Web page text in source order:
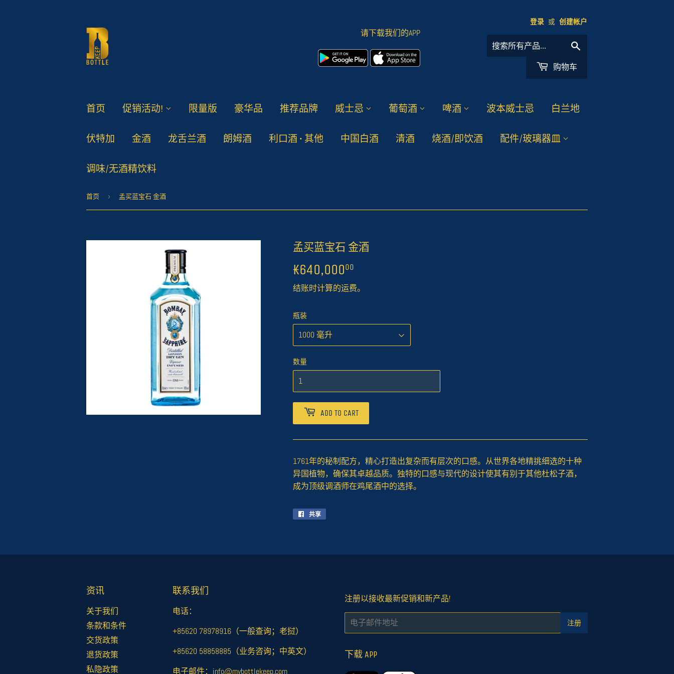
请下载我们的APP
登录 或 创建帐户
购物车
首页 促销活动! 限量版 豪华品 推荐品牌 威士忌 葡萄酒 啤酒 波本威士忌 白兰地
伏特加 金酒 龙舌兰酒 朗姆酒 利口酒 • 其他 中国白酒 清酒 烧酒/即饮酒 配件/玻璃器皿
调味/无酒精饮料
首页 › 孟买蓝宝石 金酒
孟买蓝宝石 金酒
₭640,00000
结账时计算的运费。
瓶装
数量
ADD TO CART
1761年的秘制配方，精心打造出复杂而有层次的口感。从世界各地精挑细选的十种
异国植物，确保其卓越品质。独特的口感与现代的设计使其有别于其他杜松子酒，
成为顶级调酒师在鸡尾酒中的选择。
共享
资讯
关于我们
条款和条件
交货政策
退货政策
私隐政策
联系我们
电话：
+85620 78978916（一般查询；老挝）
+85620 58858885（业务咨询；中英文）
电子邮件：info@mybottlekeep.com
注册以接收最新促销和新产品!
电
件
注册
下载 APP